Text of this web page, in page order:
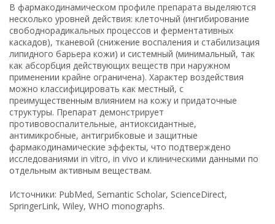
В фармакодинамическом профиле препарата выделяются
несколько уровней действия: клеточный (ингибирование
свободнорадикальных процессов и ферментативных
каскадов), тканевой (снижение воспаления и стабилизация
липидного барьера кожи) и системный (минимальный, так
как абсорбция действующих веществ при наружном
применении крайне ограничена). Характер воздействия
можно классифицировать как местный, с
преимущественным влиянием на кожу и придаточные
структуры. Препарат демонстрирует
противовоспалительные, антиоксидантные,
антимикробные, антигрибковые и защитные
фармакодинамические эффекты, что подтверждено
исследованиями in vitro, in vivo и клиническими данными по
отдельным активным веществам.
Источники: PubMed, Semantic Scholar, ScienceDirect,
SpringerLink, Wiley, WHO monographs.